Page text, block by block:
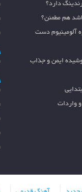
دارد؟
هم مطمئن؟
آلومینیوم دست
ایمن و جذاب
واردات